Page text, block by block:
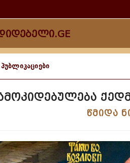
პუბლიკაციები
წმიდა